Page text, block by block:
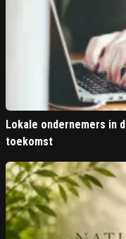
Lokale ondernemers in
toekomst